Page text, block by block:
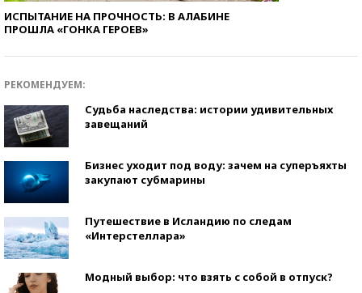
ИСПЫТАНИЕ НА ПРОЧНОСТЬ: В АЛАБИНЕ
ПРОШЛА «ГОНКА ГЕРОЕВ»
РЕКОМЕНДУЕМ:
Судьба наследства: истории удивительных
завещаний
Бизнес уходит под воду: зачем на суперъяхты
закупают субмарины
Путешествие в Исландию по следам
«Интерстеллара»
Модный выбор: что взять с собой в отпуск?